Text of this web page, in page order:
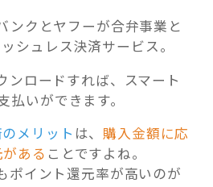
ンクとヤフーが合弁事業と
シュレス決済サービス。
ンロードすれば、スマート
払いができます。
メリット は、購入金額に応
ある ことですよね。
ポイント還元率が高いのが